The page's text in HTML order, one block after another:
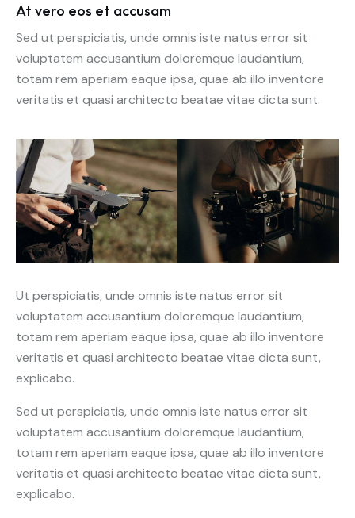
At vero eos et accusam
Sed ut perspiciatis, unde omnis iste natus error sit
voluptatem accusantium doloremque laudantium,
totam rem aperiam eaque ipsa, quae ab illo inventore
veritatis et quasi architecto beatae vitae dicta sunt.
Ut perspiciatis, unde omnis iste natus error sit
voluptatem accusantium doloremque laudantium,
totam rem aperiam eaque ipsa, quae ab illo inventore
veritatis et quasi architecto beatae vitae dicta sunt,
explicabo.
Sed ut perspiciatis, unde omnis iste natus error sit
voluptatem accusantium doloremque laudantium,
totam rem aperiam eaque ipsa, quae ab illo inventore
veritatis et quasi architecto beatae vitae dicta sunt,
explicabo.